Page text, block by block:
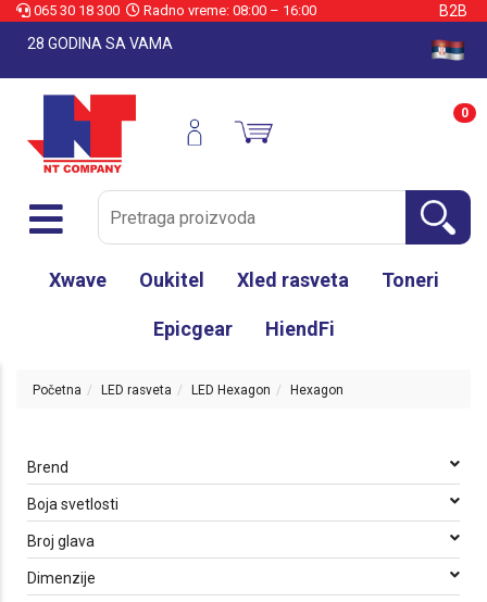
065 30 18 300 Radno vreme: 08:00 – 16:00
B2B
28 GODINA SA VAMA
Xwave Oukitel Xled rasveta Toneri
Epicgear HiendFi
0
Početna LED rasveta LED Hexagon Hexagon
Brend
Boja svetlosti
Broj glava
Dimenzije